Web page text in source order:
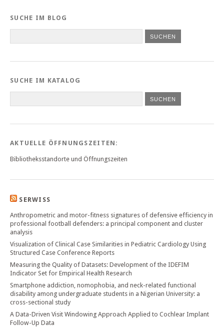
SUCHE IM BLOG
SUCHE IM KATALOG
SUCHEN
AKTUELLE ÖFFNUNGSZEITEN:
Bibliotheksstandorte und Öffnungszeiten
SERWISS
Anthropometric and motor-fitness signatures of defensive efficiency in
professional football defenders: a principal component and cluster
analysis
Visualization of Clinical Case Similarities in Pediatric Cardiology Using
Structured Case Conference Reports
Measuring the Quality of Datasets: Development of the IDEFIM
Indicator Set for Empirical Health Research
Smartphone addiction, nomophobia, and neck-related functional
disability among undergraduate students in a Nigerian University: a
cross-sectional study
A Data-Driven Visit Windowing Approach Applied to Cochlear Implant
Follow-Up Data